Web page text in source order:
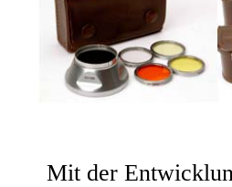
Mit der